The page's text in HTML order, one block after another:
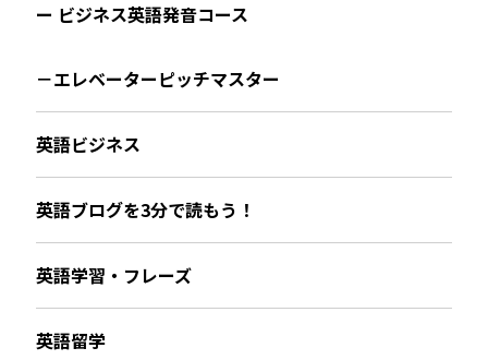
ー ビジネス英語発音コース
－エレベーターピッチマスター
英語ビジネス
英語ブログを3分で読もう！
英語学習・フレーズ
英語留学